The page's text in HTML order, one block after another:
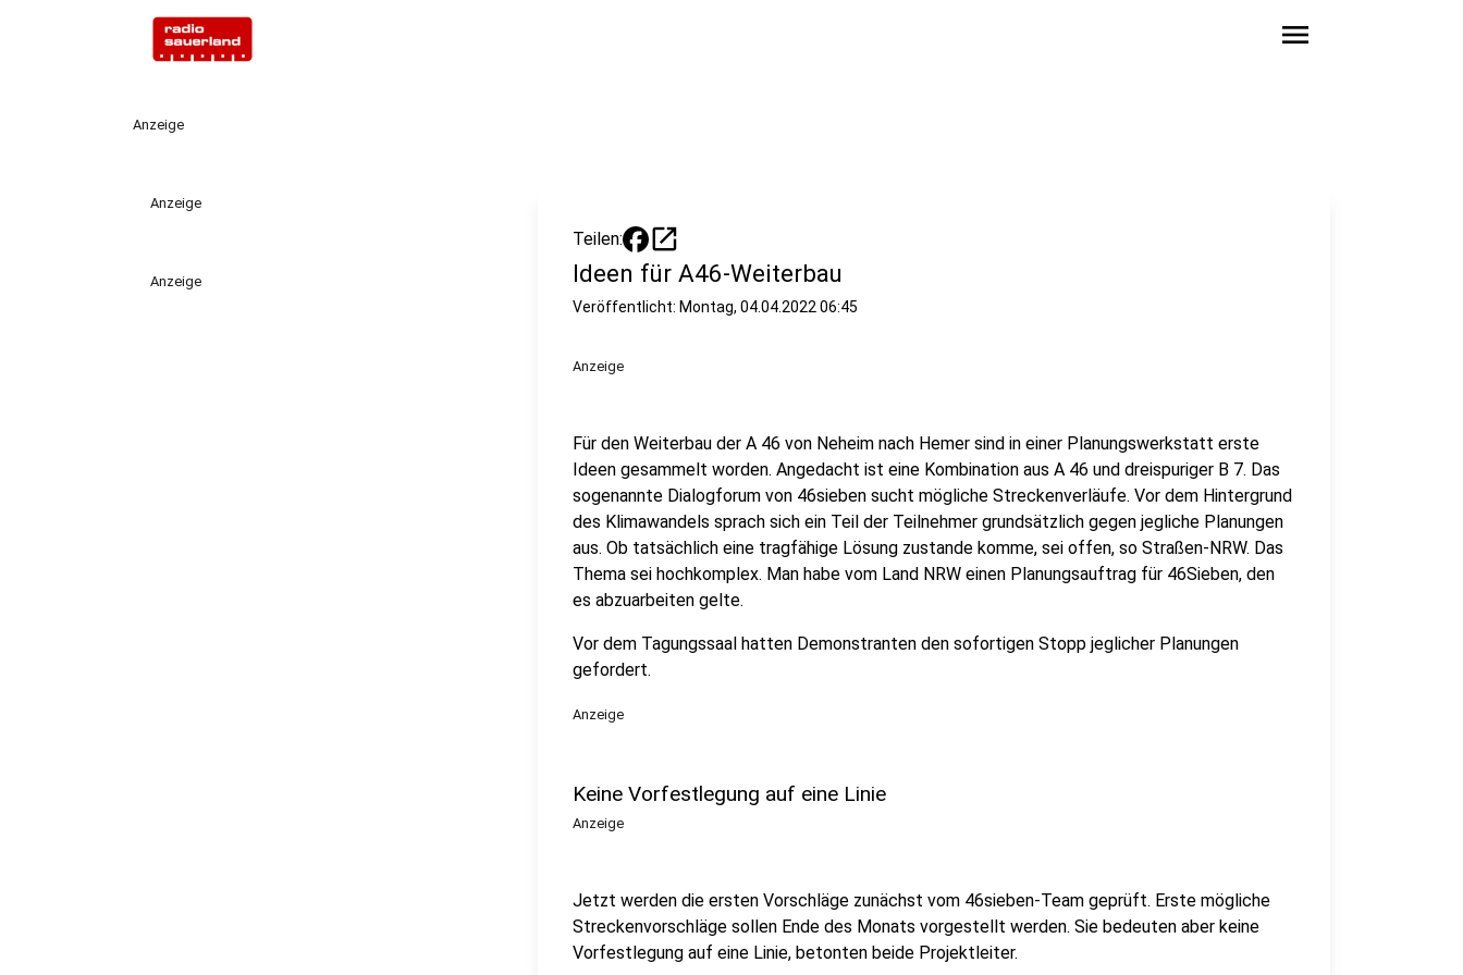
menu
Anzeige
Anzeige
Anzeige
Teilen: open_in_new
Ideen für A46-Weiterbau
Veröffentlicht: Montag, 04.04.2022 06:45
Anzeige
Für den Weiterbau der A 46 von Neheim nach Hemer sind in einer Planungswerkstatt erste
Ideen gesammelt worden. Angedacht ist eine Kombination aus A 46 und dreispuriger B 7. Das
sogenannte Dialogforum von 46sieben sucht mögliche Streckenverläufe. Vor dem Hintergrund
des Klimawandels sprach sich ein Teil der Teilnehmer grundsätzlich gegen jegliche Planungen
aus. Ob tatsächlich eine tragfähige Lösung zustande komme, sei offen, so Straßen-NRW. Das
Thema sei hochkomplex. Man habe vom Land NRW einen Planungsauftrag für 46Sieben, den
es abzuarbeiten gelte.
Vor dem Tagungssaal hatten Demonstranten den sofortigen Stopp jeglicher Planungen
gefordert.
Anzeige
Keine Vorfestlegung auf eine Linie
Anzeige
Jetzt werden die ersten Vorschläge zunächst vom 46sieben-Team geprüft. Erste mögliche
Streckenvorschläge sollen Ende des Monats vorgestellt werden. Sie bedeuten aber keine
Vorfestlegung auf eine Linie, betonten beide Projektleiter.